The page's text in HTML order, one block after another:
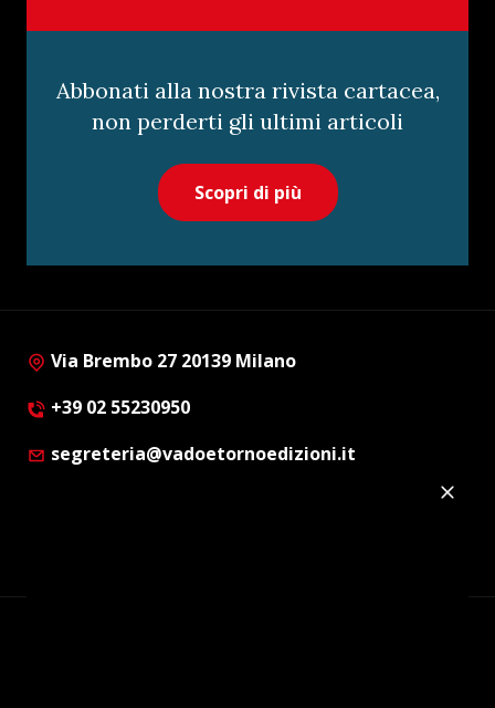
Abbonati alla nostra rivista cartacea,
non perderti gli ultimi articoli
Scopri di più
Via Brembo 27 20139 Milano
+39 02 55230950
segreteria@vadoetornoedizioni.it